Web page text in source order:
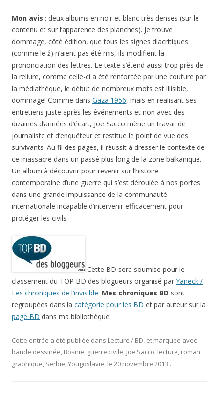
Mon avis : deux albums en noir et blanc très denses (sur le
contenu et sur l’apparence des planches). Je trouve
dommage, côté édition, que tous les signes diacritiques
(comme le ž) n’aient pas été mis, ils modifient la
prononciation des lettres. Le texte s’étend aussi trop près de
la reliure, comme celle-ci a été renforcée par une couture par
la médiathèque, le début de nombreux mots est illisible,
dommage! Comme dans Gaza 1956, mais en réalisant ses
entretiens juste après les événements et non avec des
dizaines d’années d’écart, Joe Sacco mène un travail de
journaliste et d’enquêteur et restitue le point de vue des
survivants. Au fil des pages, il réussit à dresser le contexte de
ce massacre dans un passé plus long de la zone balkanique.
Un album à découvrir pour revenir sur l’histoire
contemporaine d’une guerre qui s’est déroulée à nos portes
dans une grande impuissance de la communauté
internationale incapable d’intervenir efficacement pour
protéger les civils.
Cette BD sera soumise pour le
classement du TOP BD des blogueurs organisé par Yaneck /
Les chroniques de l’invisible. Mes chroniques BD sont
regroupées dans la catégorie pour les BD et par auteur sur la
page BD dans ma bibliothèque.
Cette entrée a été publiée dans Lecture / BD, et marquée avec
bande dessinée, Bosnie, guerre civile, Joe Sacco, lecture, roman
graphique, Serbie,Yougoslavie, le 20 novembre 2013 .